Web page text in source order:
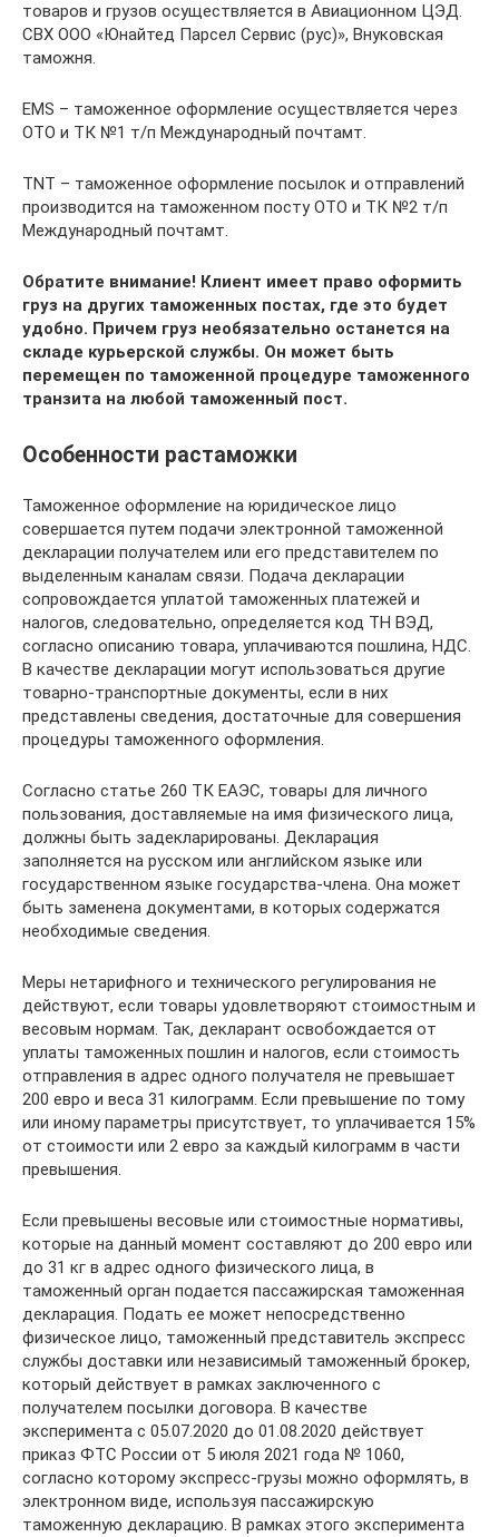
товаров и грузов осуществляется в Авиационном ЦЭД.
СВХ ООО «Юнайтед Парсел Сервис (рус)», Внуковская
таможня.
EMS – таможенное оформление осуществляется через
ОТО и ТК №1 т/п Международный почтамт.
TNT – таможенное оформление посылок и отправлений
производится на таможенном посту ОТО и ТК №2 т/п
Международный почтамт.
Обратите внимание! Клиент имеет право оформить
груз на других таможенных постах, где это будет
удобно. Причем груз необязательно останется на
складе курьерской службы. Он может быть
перемещен по таможенной процедуре таможенного
транзита на любой таможенный пост.
Особенности растаможки
Таможенное оформление на юридическое лицо
совершается путем подачи электронной таможенной
декларации получателем или его представителем по
выделенным каналам связи. Подача декларации
сопровождается уплатой таможенных платежей и
налогов, следовательно, определяется код ТН ВЭД,
согласно описанию товара, уплачиваются пошлина, НДС.
В качестве декларации могут использоваться другие
товарно-транспортные документы, если в них
представлены сведения, достаточные для совершения
процедуры таможенного оформления.
Согласно статье 260 ТК ЕАЭС, товары для личного
пользования, доставляемые на имя физического лица,
должны быть задекларированы. Декларация
заполняется на русском или английском языке или
государственном языке государства-члена. Она может
быть заменена документами, в которых содержатся
необходимые сведения.
Меры нетарифного и технического регулирования не
действуют, если товары удовлетворяют стоимостным и
весовым нормам. Так, декларант освобождается от
уплаты таможенных пошлин и налогов, если стоимость
отправления в адрес одного получателя не превышает
200 евро и веса 31 килограмм. Если превышение по тому
или иному параметры присутствует, то уплачивается 15%
от стоимости или 2 евро за каждый килограмм в части
превышения.
Если превышены весовые или стоимостные нормативы,
которые на данный момент составляют до 200 евро или
до 31 кг в адрес одного физического лица, в
таможенный орган подается пассажирская таможенная
декларация. Подать ее может непосредственно
физическое лицо, таможенный представитель экспресс
службы доставки или независимый таможенный брокер,
который действует в рамках заключенного с
получателем посылки договора. В качестве
эксперимента с 05.07.2020 до 01.08.2020 действует
приказ ФТС России от 5 июля 2021 года № 1060,
согласно которому экспресс-грузы можно оформлять, в
электронном виде, используя пассажирскую
таможенную декларацию. В рамках этого эксперимента